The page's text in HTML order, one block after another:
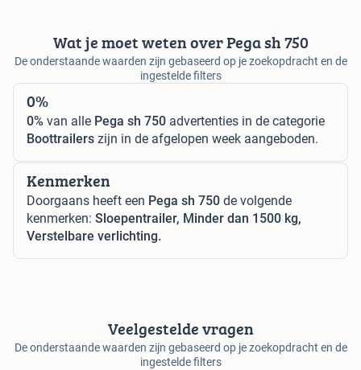
Wat je moet weten over Pega sh 750
De onderstaande waarden zijn gebaseerd op je zoekopdracht en de
ingestelde filters
0%
0% van alle Pega sh 750 advertenties in de categorie
Boottrailers zijn in de afgelopen week aangeboden.
Kenmerken
Doorgaans heeft een Pega sh 750 de volgende
kenmerken: Sloepentrailer, Minder dan 1500 kg,
Verstelbare verlichting.
Veelgestelde vragen
De onderstaande waarden zijn gebaseerd op je zoekopdracht en de
ingestelde filters